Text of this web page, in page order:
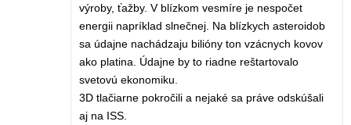
výroby, ťažby. V blízkom vesmíre je nespočet
energii napríklad slnečnej. Na blízkych asteroidob
sa údajne nachádzaju bilióny ton vzácnych kovov
ako platina. Údajne by to riadne reštartovalo
svetovú ekonomiku.
3D tlačiarne pokročili a nejaké sa práve odskúšali
aj na ISS.